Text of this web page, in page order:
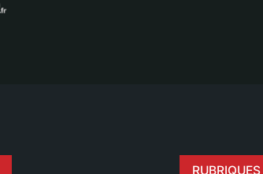
RUBRIQUES